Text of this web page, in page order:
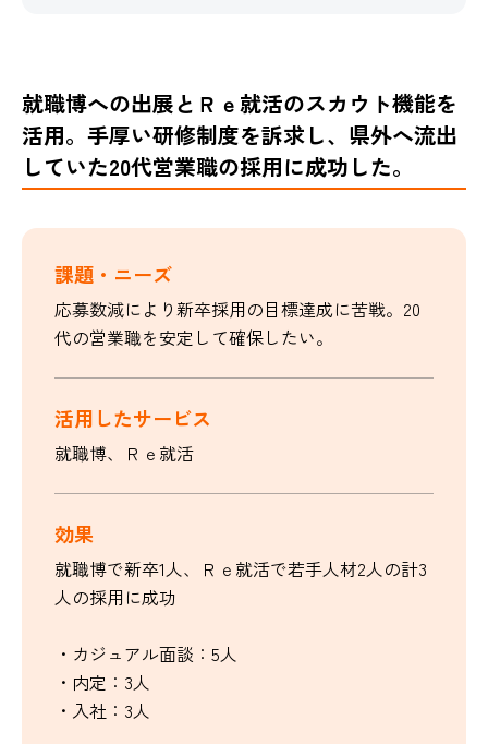
就職博への出展とＲｅ就活のスカウト機能を
活用。手厚い研修制度を訴求し、県外へ流出
していた20代営業職の採用に成功した。
課題・ニーズ
応募数減により新卒採用の目標達成に苦戦。20
代の営業職を安定して確保したい。
活用したサービス
就職博、Ｒｅ就活
効果
就職博で新卒1人、Ｒｅ就活で若手人材2人の計3
人の採用に成功
・カジュアル面談：5人
・内定：3人
・入社：3人